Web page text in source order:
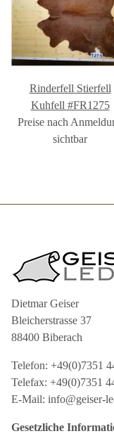
Rinderfell Stierfell
Kuhfell #FR1275
Preise nach
sichtbar
Dietmar Geiser
Bleicherstrasse 37
88400 Biberach
Telefon: +49(0)7351
Telefax: +49(0)7351
E-Mail: info@geiser-
Gesetzliche